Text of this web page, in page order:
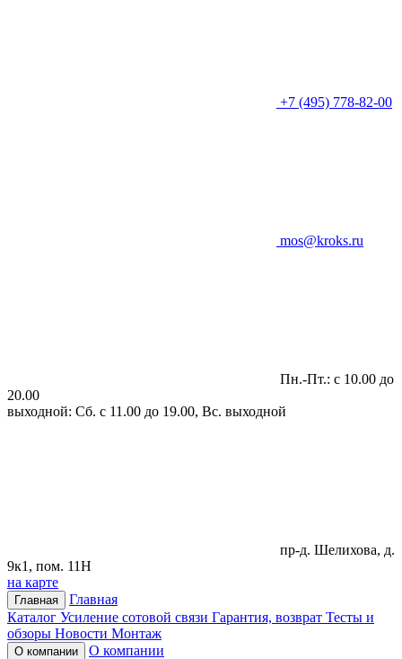
+7 (495) 778-82-00
mos@kroks.ru
Пн.-Пт.: с 10.00 до
20.00
выходной: Сб. с 11.00 до 19.00, Вс. выходной
пр-д. Шелихова, д.
9к1, пом. 11Н
на карте
Главная
Главная
Каталог Усиление сотовой связи Гарантия, возврат Тесты и
обзоры Новости Монтаж
О компании
О компании